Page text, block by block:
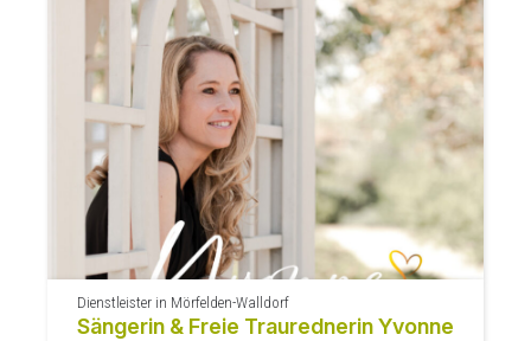
Dienstleister in Mörfelden-Walldorf
Sängerin & Freie Traurednerin Yvonne